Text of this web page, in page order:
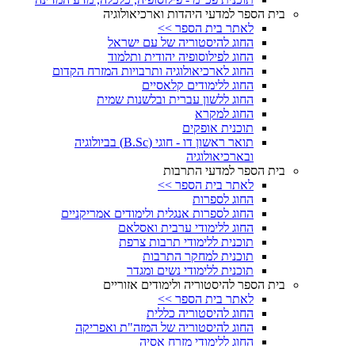
בית הספר למדעי היהדות וארכיאולוגיה
לאתר בית הספר >>
החוג להיסטוריה של עם ישראל
החוג לפילוסופיה יהודית ותלמוד
החוג לארכיאולוגיה ותרבויות המזרח הקדום
החוג ללימודים קלאסיים
החוג ללשון עברית ובלשנות שמית
החוג למקרא
תוכנית אופקים
תואר ראשון דו - חוגי (B.Sc) בביולוגיה
ובארכיאולוגיה
בית הספר למדעי התרבות
לאתר בית הספר >>
החוג לספרות
החוג לספרות אנגלית ולימודים אמריקניים
החוג ללימודי ערבית ואסלאם
תוכנית ללימודי תרבות צרפת
תוכנית למחקר התרבות
תוכנית ללימודי נשים ומגדר
בית הספר להיסטוריה ולימודים אזוריים
לאתר בית הספר >>
החוג להיסטוריה כללית
החוג להיסטוריה של המזה"ת ואפריקה
החוג ללימודי מזרח אסיה